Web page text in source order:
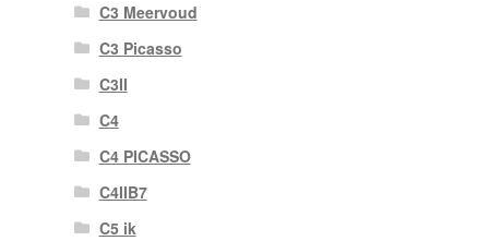
C3 Meervoud
C3 Picasso
C3II
C4
C4 PICASSO
C4IIB7
C5 ik